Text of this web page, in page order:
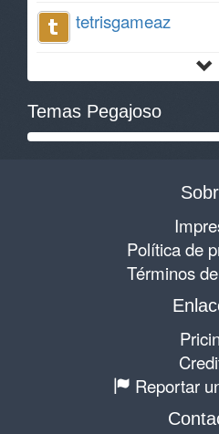
tetrisgameaz
Temas Pegajoso
Política de
Términos
Reportar